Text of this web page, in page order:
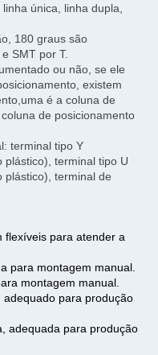
única, linha dupla,
180 graus são
SMT por T.
ou não, se ele
existem
é a coluna de
de posicionamento
terminal tipo Y
plástico), terminal tipo U
plástico), terminal de
flexíveis para atender a
para montagem manual.
montagem manual.
para produção
adequada para produção